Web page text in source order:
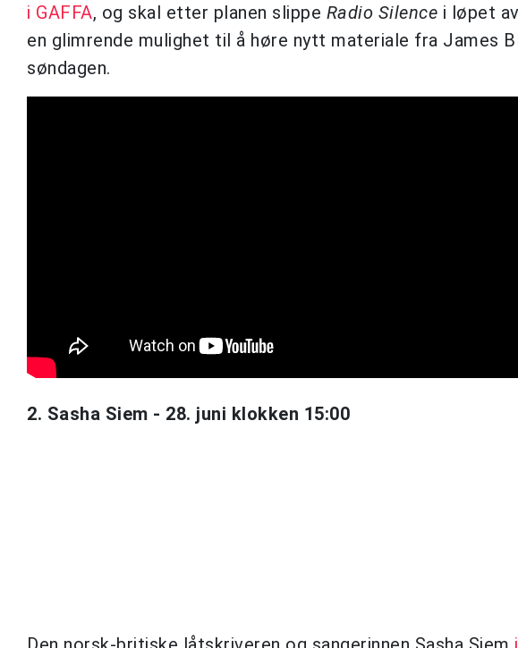
i GAFFA, og skal etter planen slippe Radio Silence i løpet
en glimrende mulighet til å høre nytt materiale fra James
søndagen.
2. Sasha Siem - 28. juni klokken 15:00